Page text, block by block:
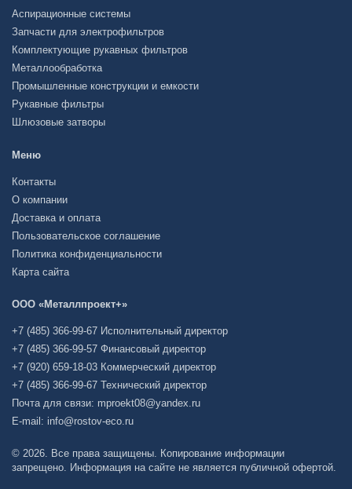
Аспирационные системы
Запчасти для электрофильтров
Комплектующие рукавных фильтров
Металлообработка
Промышленные конструкции и емкости
Рукавные фильтры
Шлюзовые затворы
Меню
Контакты
О компании
Доставка и оплата
Пользовательское соглашение
Политика конфиденциальности
Карта сайта
ООО «Металлпроект+»
+7 (485) 366-99-67 Исполнительный директор
+7 (485) 366-99-57 Финансовый директор
+7 (920) 659-18-03 Коммерческий директор
+7 (485) 366-99-67 Технический директор
Почта для связи: mproekt08@yandex.ru
E-mail: info@rostov-eco.ru
© 2026. Все права защищены. Копирование информации
запрещено. Информация на сайте не является публичной офертой.